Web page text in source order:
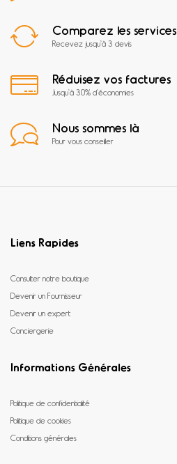
Comparez les services
Recevez jusqu'à 3 devis
Réduisez vos factures
Jusqu'à 30% d'économies
Nous sommes là
Pour vous conseiller
Liens Rapides
Consulter notre boutique
Devenir un Fournisseur
Devenir un expert
Conciergerie
Informations Générales
Politique de confidentialité
Politique de cookies
Conditions générales